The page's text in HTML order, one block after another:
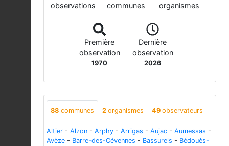
observations communes organismes
Première
observation
1970
Dernière
observation
2026
88 communes 2 organismes 49 observateurs
Altier - Alzon - Arphy - Arrigas - Aujac - Aumessas -
Avèze - Barre-des-Cévennes - Bassurels - Bédouès-